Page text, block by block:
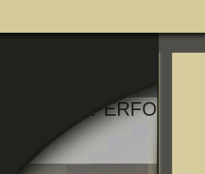
MENTAL